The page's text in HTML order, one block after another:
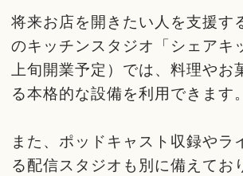
将来お店を開きたい人を支援す
のキッチンスタジオ「シェアキ
上旬開業予定）では、料理やお
る本格的な設備を利用できます。
また、ポッドキャスト収録やラ
る配信スタジオも別に備えてお